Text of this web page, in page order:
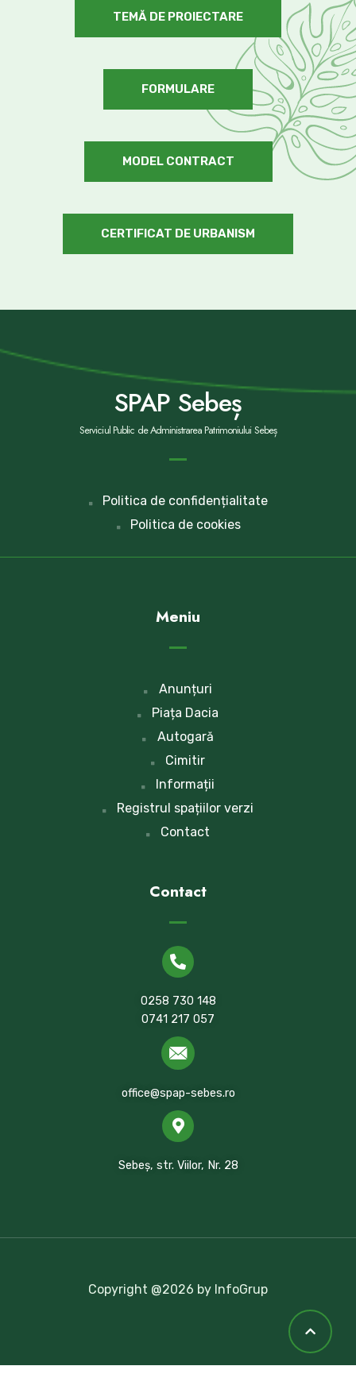
TEMĂ DE PROIECTARE
FORMULARE
MODEL CONTRACT
CERTIFICAT DE URBANISM
SPAP Sebeș
Serviciul Public de Administrarea Patrimoniului Sebeș
Politica de confidențialitate
Politica de cookies
Meniu
Anunțuri
Piața Dacia
Autogară
Cimitir
Informații
Registrul spațiilor verzi
Contact
Contact
0258 730 148
0741 217 057
office@spap-sebes.ro
Sebeș, str. Viilor, Nr. 28
Copyright @2026 by InfoGrup